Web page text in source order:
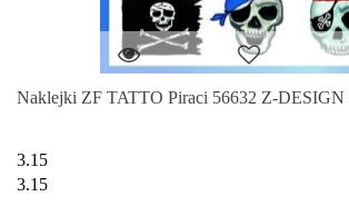
Naklejki ZF TATTO Piraci 56632 Z-
3.15
3.15